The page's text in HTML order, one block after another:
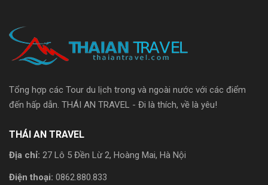
Tổng hợp các Tour du lịch trong và ngoài nước với các điểm
đến hấp dẫn. THÁI AN TRAVEL - Đi là thích, về là yêu!
THÁI AN TRAVEL
Địa chỉ: 27 Lô 5 Đền Lừ 2, Hoàng Mai, Hà Nội
Điện thoại: 0862.880.833